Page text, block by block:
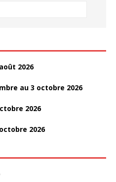
2026
au 3 octobre 2026
2026
2026